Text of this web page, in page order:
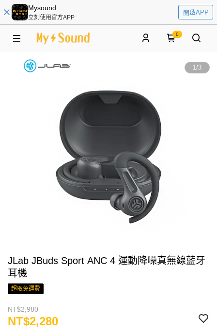
Mysound
立刻使用官方APP
開啟APP
0
1/3
JLab JBuds Sport ANC 4 運動降噪真無線藍牙
耳機
超取免運費
NT$2,980
NT$2,280